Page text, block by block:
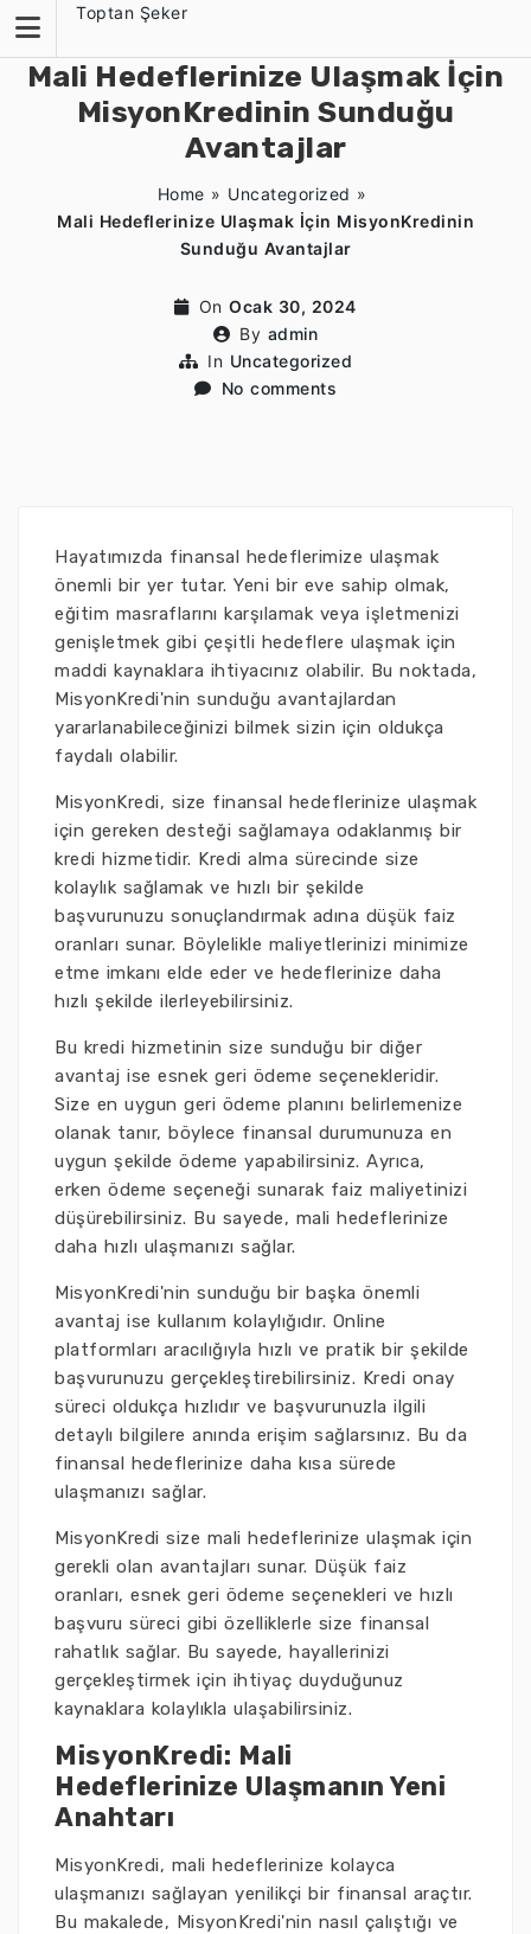
content
Toptan Şeker
Mali Hedeflerinize Ulaşmak İçin
MisyonKredinin Sunduğu
Avantajlar
Home » Uncategorized »
Mali Hedeflerinize Ulaşmak İçin MisyonKredinin
Sunduğu Avantajlar
On Ocak 30, 2024
By admin
In Uncategorized
No comments
Hayatımızda finansal hedeflerimize ulaşmak
önemli bir yer tutar. Yeni bir eve sahip olmak,
eğitim masraflarını karşılamak veya işletmenizi
genişletmek gibi çeşitli hedeflere ulaşmak için
maddi kaynaklara ihtiyacınız olabilir. Bu noktada,
MisyonKredi'nin sunduğu avantajlardan
yararlanabileceğinizi bilmek sizin için oldukça
faydalı olabilir.
MisyonKredi, size finansal hedeflerinize ulaşmak
için gereken desteği sağlamaya odaklanmış bir
kredi hizmetidir. Kredi alma sürecinde size
kolaylık sağlamak ve hızlı bir şekilde
başvurunuzu sonuçlandırmak adına düşük faiz
oranları sunar. Böylelikle maliyetlerinizi minimize
etme imkanı elde eder ve hedeflerinize daha
hızlı şekilde ilerleyebilirsiniz.
Bu kredi hizmetinin size sunduğu bir diğer
avantaj ise esnek geri ödeme seçenekleridir.
Size en uygun geri ödeme planını belirlemenize
olanak tanır, böylece finansal durumunuza en
uygun şekilde ödeme yapabilirsiniz. Ayrıca,
erken ödeme seçeneği sunarak faiz maliyetinizi
düşürebilirsiniz. Bu sayede, mali hedeflerinize
daha hızlı ulaşmanızı sağlar.
MisyonKredi'nin sunduğu bir başka önemli
avantaj ise kullanım kolaylığıdır. Online
platformları aracılığıyla hızlı ve pratik bir şekilde
başvurunuzu gerçekleştirebilirsiniz. Kredi onay
süreci oldukça hızlıdır ve başvurunuzla ilgili
detaylı bilgilere anında erişim sağlarsınız. Bu da
finansal hedeflerinize daha kısa sürede
ulaşmanızı sağlar.
MisyonKredi size mali hedeflerinize ulaşmak için
gerekli olan avantajları sunar. Düşük faiz
oranları, esnek geri ödeme seçenekleri ve hızlı
başvuru süreci gibi özelliklerle size finansal
rahatlık sağlar. Bu sayede, hayallerinizi
gerçekleştirmek için ihtiyaç duyduğunuz
kaynaklara kolaylıkla ulaşabilirsiniz.
MisyonKredi: Mali
Hedeflerinize Ulaşmanın Yeni
Anahtarı
MisyonKredi, mali hedeflerinize kolayca
ulaşmanızı sağlayan yenilikçi bir finansal araçtır.
Bu makalede, MisyonKredi'nin nasıl çalıştığı ve